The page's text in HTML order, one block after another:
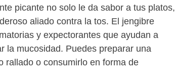
picante no solo le da sabor a tus platos,
aliado contra la tos. El jengibre
y expectorantes que ayudan a
la mucosidad. Puedes preparar una
rallado o consumirlo en forma de